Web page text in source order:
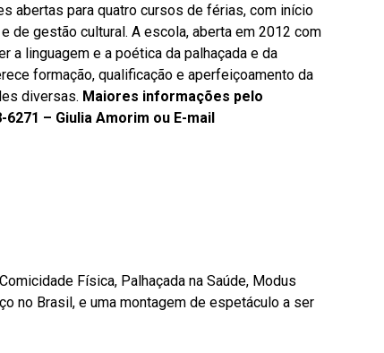
abertas para quatro cursos de férias, com início
de gestão cultural. A escola, aberta em 2012 com
a linguagem e a poética da palhaçada e da
formação, qualificação e aperfeiçoamento da
diversas. Maiores informações pelo
– Giulia Amorim ou E-mail
Física, Palhaçada na Saúde, Modus
no Brasil, e uma montagem de espetáculo a ser